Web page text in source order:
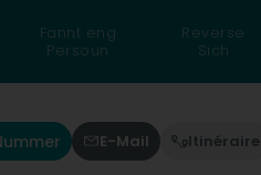
Fannt eng
Persoun
Reverse
Sich
E-Mail Itinéraire